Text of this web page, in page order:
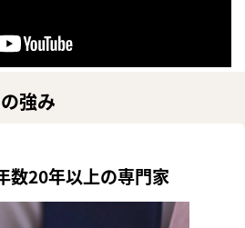
強み
数20年以上の専門家